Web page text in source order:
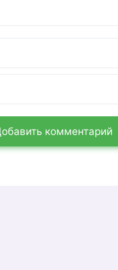
необходимо стать
у него дебетовую или
вклад или взять ссуду.
банковский
на
комментарий